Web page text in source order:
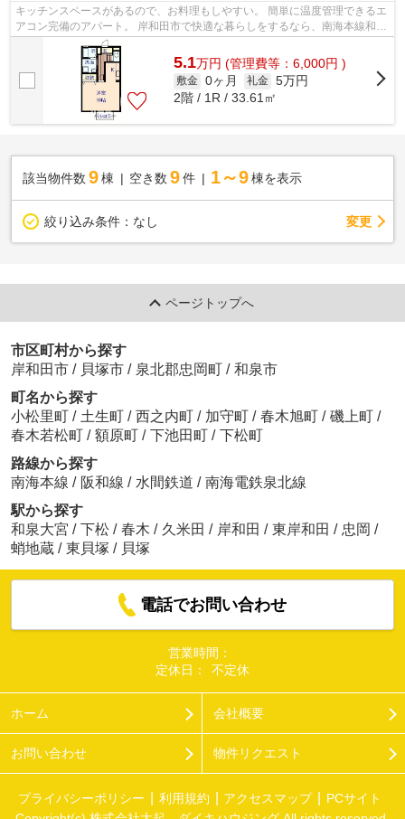
キッチンスペースがあるので、お料理もしやすい。 簡単に温度管理できるエ
アコン完備のアパート。 岸和田市で快適な暮らしをするなら、南海本線和泉
大宮周辺にある賃貸物件がオススメ...
5.1万円 (管理費等：6,000円 )
敷金 0ヶ月 礼金 5万円
2階 / 1R / 33.61㎡
該当物件数 9棟 空き数 9 件 1～9 棟を表示
絞り込み条件： なし 変更
ページトップへ
市区町村から探す
岸和田市 / 貝塚市 / 泉北郡忠岡町 / 和泉市
町名から探す
小松里町 / 土生町 / 西之内町 / 加守町 / 春木旭町 / 磯上町 /
春木若松町 / 額原町 / 下池田町 / 下松町
路線から探す
南海本線 / 阪和線 / 水間鉄道 / 南海電鉄泉北線
駅から探す
和泉大宮 / 下松 / 春木 / 久米田 / 岸和田 / 東岸和田 / 忠岡 /
蛸地蔵 / 東貝塚 / 貝塚
電話でお問い合わせ
営業時間：
定休日：
不定休
ホーム 会社概要
お問い合わせ 物件リクエスト
プライバシーポリシー 利用規約 アクセスマップ
PCサイト